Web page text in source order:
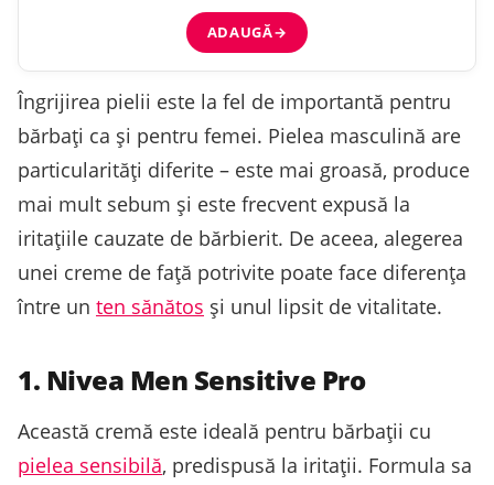
ADAUGĂ→
Îngrijirea pielii este la fel de importantă pentru
bărbați ca și pentru femei. Pielea masculină are
particularități diferite – este mai groasă, produce
mai mult sebum și este frecvent expusă la
iritațiile cauzate de bărbierit. De aceea, alegerea
unei creme de față potrivite poate face diferența
între un ten sănătos și unul lipsit de vitalitate.
1. Nivea Men Sensitive Pro
Această cremă este ideală pentru bărbații cu
pielea sensibilă, predispusă la iritații. Formula sa